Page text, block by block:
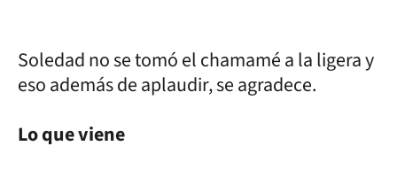
Soledad no se tomó el chamamé a la ligera y
eso además de aplaudir, se agradece.
Lo que viene